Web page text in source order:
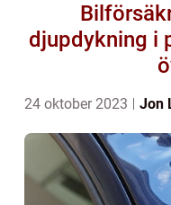
djupdykning i
24 oktober 2023 Jon